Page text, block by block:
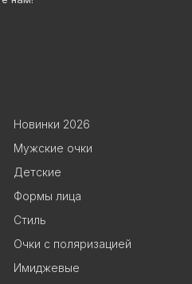
Новинки 2026
Мужские очки
Детские
Формы лица
Стиль
Очки с поляризацией
Имиджевые